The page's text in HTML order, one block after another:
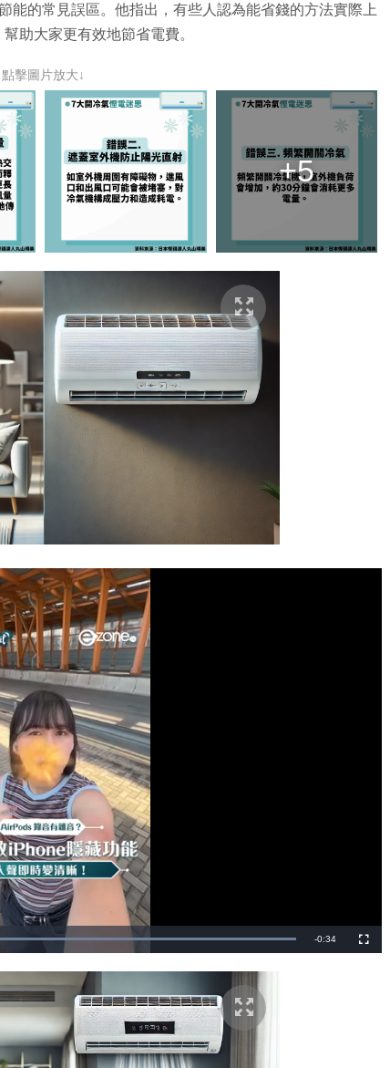
能的常見誤區。他指出，有些人認為能省錢的方法實際上
助大家更有效地節省電費。
點擊圖片放大↓
+5
載
入
畢
1
0
0
.
0
%
剩
-0:34
全
螢